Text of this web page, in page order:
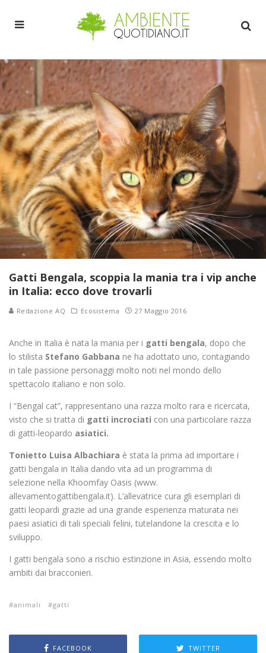
Gatti Bengala, scoppia la mania tra i vip anche
in Italia: ecco dove trovarli
Redazione AQ Ecosistema 27 Maggio 2016
Anche in Italia è nata la mania per i gatti bengala, dopo che
lo stilista Stefano Gabbana ne ha adottato uno, contagiando
in tale passione personaggi molto noti nel mondo dello
spettacolo italiano e non solo.
I “Bengal cat”, rappresentano una razza molto rara e ricercata,
visto che si tratta di gatti incrociati con una particolare razza
di gatti-leopardo asiatici.
Tonietto Luisa Albachiara è stata la prima ad importare i
gatti bengala in Italia dando vita ad un programma di
selezione nella Khoomfay Oasis (www.
allevamentogattibengala.it). L’allevatrice cura gli esemplari di
gatti leopardi grazie ad una grande esperienza maturata nei
paesi asiatici di tali speciali felini, tutelandone la crescita e lo
sviluppo.
I gatti bengala sono a rischio estinzione in Asia, essendo molto
ambiti dai bracconieri.
animali gatti
FACEBOOK TWITTER